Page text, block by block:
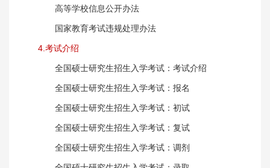
高等学校信息公开办法
国家教育考试违规处理办法
4.考试介绍
全国硕士研究生招生入学考试：考试介绍
全国硕士研究生招生入学考试：报名
全国硕士研究生招生入学考试：初试
全国硕士研究生招生入学考试：复试
全国硕士研究生招生入学考试：调剂